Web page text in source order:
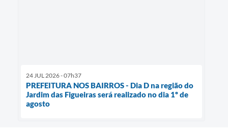
24 JUL 2026 - 07h37
PREFEITURA NOS BAIRROS - Dia D na região do
Jardim das Figueiras será realizado no dia 1º de
agosto